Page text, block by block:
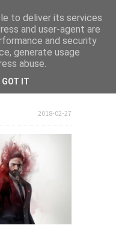
2018-02-27
to deliver its services
and user-agent are
and security
generate usage
abuse.
GOT IT